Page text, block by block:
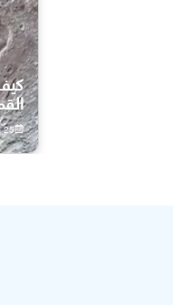
25 يوليو، 2026